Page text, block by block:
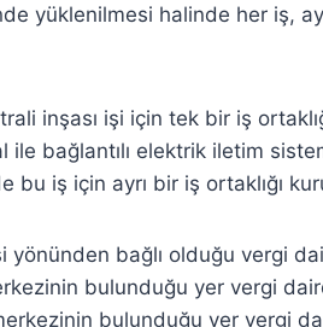
yüklenilmesi halinde her iş,
inşası işi için tek bir iş
bağlantılı elektrik iletim
iş için ayrı bir iş ortaklığı
yönünden bağlı olduğu vergi
bulunduğu yer vergi
bulunduğu yer vergi